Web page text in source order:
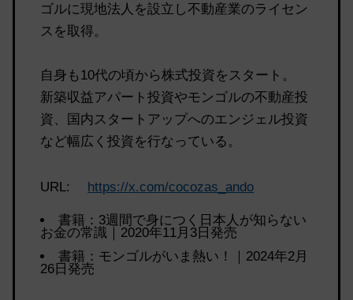
ゴルに現地法人を設立し不動産業のライセン
スを取得。
自身も10代の頃から株式投資をスタート。
新築収益アパート投資やモンゴルの不動産投
資、国内スタートアップへのエンジェル投資
など幅広く投資を行なっている。
URL: https://x.com/cocozas_ando
書籍：3週間で身につく日本人が知らない
お金の常識｜2020年11月3日発売
書籍：モンゴルがいま熱い！｜2024年2月
26日発売